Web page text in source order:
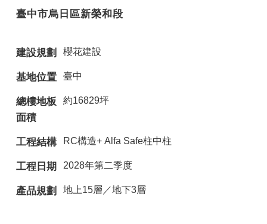
臺中市烏日區新榮和段
建設規劃 櫻花建設
基地位置 臺中
總樓地板
面積
約16829坪
工程結構 RC構造+ Alfa Safe柱中柱
工程日期 2028年第二季度
產品規劃 地上15層／地下3層